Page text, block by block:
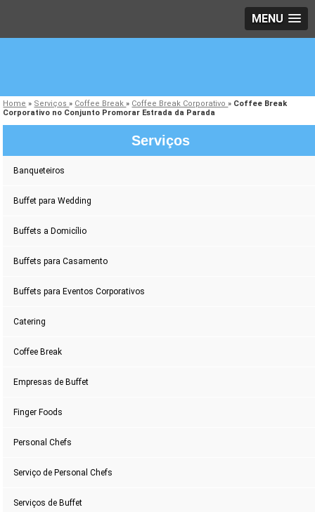
MENU
Home » Serviços» Coffee Break» Coffee Break Corporativo» Coffee Break
Corporativo no Conjunto Promorar Estrada da Parada
Serviços
Banqueteiros
Buffet para Wedding
Buffets a Domicílio
Buffets para Casamento
Buffets para Eventos Corporativos
Catering
Coffee Break
Empresas de Buffet
Finger Foods
Personal Chefs
Serviço de Personal Chefs
Serviços de Buffet